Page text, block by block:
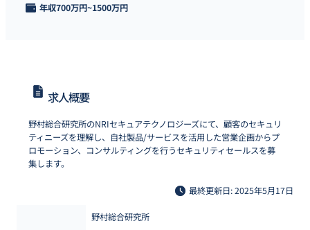
年収700万円~1500万円
求人概要
野村総合研究所のNRIセキュアテクノロジーズにて、顧客のセキュリ
ティニーズを理解し、自社製品/サービスを活用した営業企画からプ
ロモーション、コンサルティングを行うセキュリティセールスを募
集します。
最終更新日: 2025年5月17日
野村総合研究所